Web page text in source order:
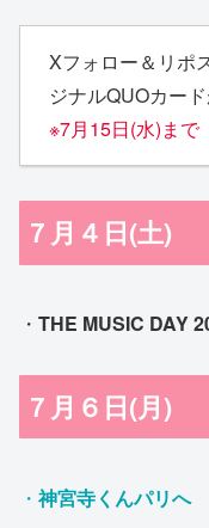
Xフォロー＆リポ
ジナルQUOカー
※7月15日(水)まで
７月４日(土)
・ THE MUSIC DAY
７月６日(月)
・ 神宮寺くんパリへ